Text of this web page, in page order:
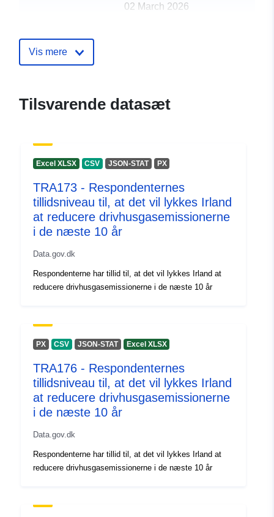
02 March 2026
uriRef:
Vis mere
Tilsvarende datasæt
Excel XLSX CSV JSON-STAT PX
TRA173 - Respondenternes
tillidsniveau til, at det vil lykkes Irland
at reducere drivhusgasemissionerne
i de næste 10 år
Data.gov.dk
Respondenterne har tillid til, at det vil lykkes Irland at
reducere drivhusgasemissionerne i de næste 10 år
PX CSV JSON-STAT Excel XLSX
TRA176 - Respondenternes
tillidsniveau til, at det vil lykkes Irland
at reducere drivhusgasemissionerne
i de næste 10 år
Data.gov.dk
Respondenterne har tillid til, at det vil lykkes Irland at
reducere drivhusgasemissionerne i de næste 10 år